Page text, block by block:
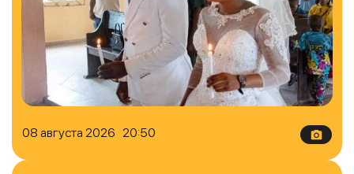
08 августа 2026 20:50